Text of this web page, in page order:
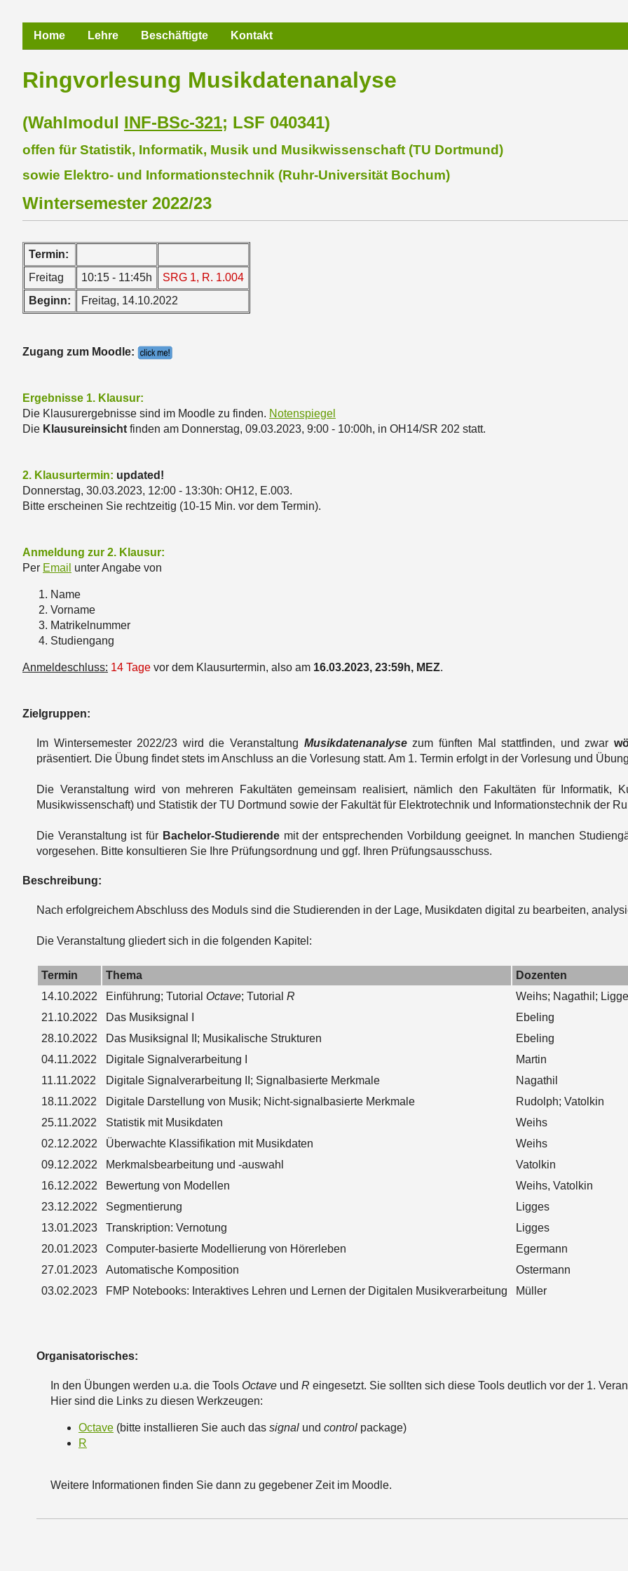
Home Lehre Beschäftigte Kontakt
Ringvorlesung Musikdatenanalyse
(Wahlmodul INF-BSc-321; LSF 040341)
offen für Statistik, Informatik, Musik und Musikwissenschaft (TU Dortmund)
sowie Elektro- und Informationstechnik (Ruhr-Universität Bochum)
Wintersemester 2022/23
Termin:
Freitag
10:15 - 11:45h
SRG 1, R. 1.004
Beginn:
Freitag, 14.10.2022
Zugang zum Moodle:
Ergebnisse 1. Klausur:
Die Klausurergebnisse sind im Moodle zu finden. Notenspiegel
Die Klausureinsicht finden am Donnerstag, 09.03.2023, 9:00 - 10:00h, in OH14/SR 202 statt.
2. Klausurtermin: updated!
Donnerstag, 30.03.2023, 12:00 - 13:30h: OH12, E.003.
Bitte erscheinen Sie rechtzeitig (10-15 Min. vor dem Termin).
Anmeldung zur 2. Klausur:
Per Email unter Angabe von
Name
Vorname
Matrikelnummer
Studiengang
Anmeldeschluss: 14 Tage vor dem Klausurtermin, also am 16.03.2023, 23:59h, MEZ.
Zielgruppen:
Im Wintersemester 2022/23 wird die Veranstaltung Musikdatenanalysezum fünften Mal stattfinden, und zwar
präsentiert. Die Übung findet stets im Anschluss an die Vorlesung statt. Am 1. Termin erfolgt in der Vorlesung und
Die Veranstaltung wird von mehreren Fakultäten gemeinsam realisiert, nämlich den Fakultäten für Informatik,
Musikwissenschaft) und Statistik der TU Dortmund sowie der Fakultät für Elektrotechnik und Informationstechnik der
Die Veranstaltung ist für Bachelor-Studierendemit der entsprechenden Vorbildung geeignet. In manchen
vorgesehen. Bitte konsultieren Sie Ihre Prüfungsordnung und ggf. Ihren Prüfungsausschuss.
Beschreibung:
Nach erfolgreichem Abschluss des Moduls sind die Studierenden in der Lage, Musikdaten digital zu bearbeiten,
Die Veranstaltung gliedert sich in die folgenden Kapitel:
Termin Thema
Dozenten
14.10.2022
Einführung; Tutorial Octave; Tutorial R
Weihs; Nagathil;
21.10.2022
Das Musiksignal I
Ebeling
28.10.2022
Das Musiksignal II; Musikalische Strukturen
Ebeling
04.11.2022
Digitale Signalverarbeitung I
Martin
11.11.2022
Digitale Signalverarbeitung II; Signalbasierte Merkmale
Nagathil
18.11.2022
Digitale Darstellung von Musik; Nicht-signalbasierte Merkmale
Rudolph; Vatolkin
25.11.2022
Statistik mit Musikdaten
Weihs
02.12.2022
Überwachte Klassifikation mit Musikdaten
Weihs
09.12.2022
Merkmalsbearbeitung und -auswahl
Vatolkin
16.12.2022
Bewertung von Modellen
Weihs, Vatolkin
23.12.2022
Segmentierung
Ligges
13.01.2023
Transkription: Vernotung
Ligges
20.01.2023
Computer-basierte Modellierung von Hörerleben
Egermann
27.01.2023
Automatische Komposition
Ostermann
03.02.2023
FMP Notebooks: Interaktives Lehren und Lernen der Digitalen Musikverarbeitung Müller
Organisatorisches:
In den Übungen werden u.a. die Tools Octave und R eingesetzt. Sie sollten sich diese Tools deutlich vor der 1.
Hier sind die Links zu diesen Werkzeugen:
Octave (bitte installieren Sie auch das signal und control package)
R
Weitere Informationen finden Sie dann zu gegebener Zeit im Moodle.